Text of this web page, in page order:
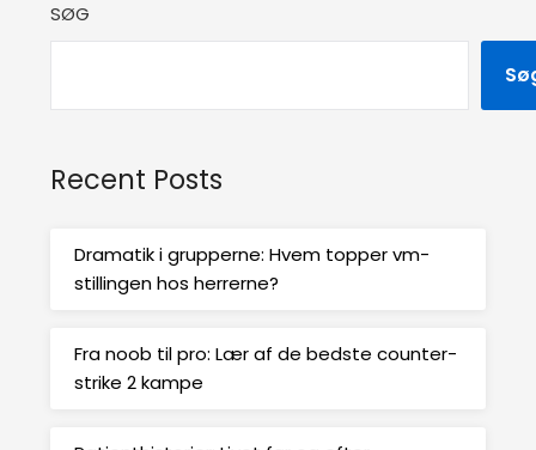
SØG
Recent Posts
Dramatik i grupperne: Hvem topper vm-
stillingen hos herrerne?
Fra noob til pro: Lær af de bedste counter-
strike 2 kampe